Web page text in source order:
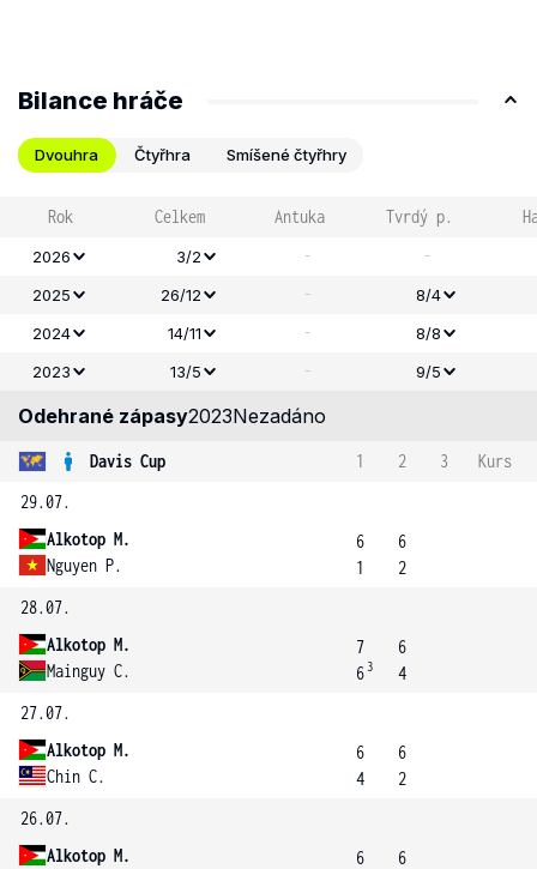
Bilance hráče
Dvouhra Čtyřhra Smíšené čtyřhry
Rok Celkem Antuka Tvrdý p.
2026 3/2 - -
2025 26/12 -
8/4
2024
14/11 -
8/8
2023
13/5 - 9/5
Odehrané zápasy2023Nezadáno
Davis Cup 1 2 3
Kurs
29.07.
Alkotop M.
Nguyen P.
6
1
6
2
28.07.
Alkotop M.
Mainguy C.
7
6 3
6
4
27.07.
Alkotop M.
Chin C.
6
4
6
2
26.07.
Alkotop M.
6
6